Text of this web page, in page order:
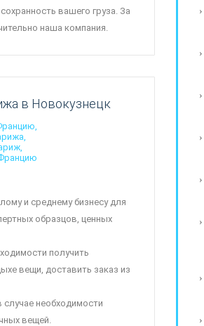
вашего груза. За
наша компания.
в Новокузнецк
и среднему бизнесу для
образцов, ценных
получить
вещи, доставить заказ из
необходимости
вещей.